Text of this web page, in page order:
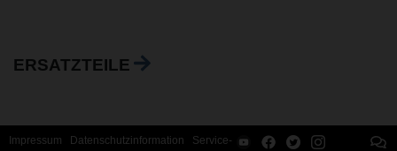
ERSATZTEILE
Impressum Datenschutzinformation
Service-